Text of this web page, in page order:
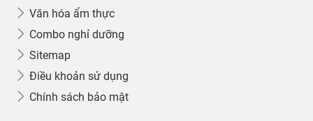
Văn hóa ẩm thực
Combo nghỉ dưỡng
Sitemap
Điều khoản sử dụng
Chính sách bảo mật